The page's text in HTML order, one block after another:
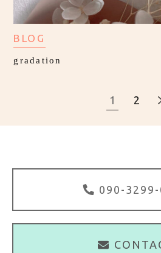
BLOG
gradation
1 2
090-3299-